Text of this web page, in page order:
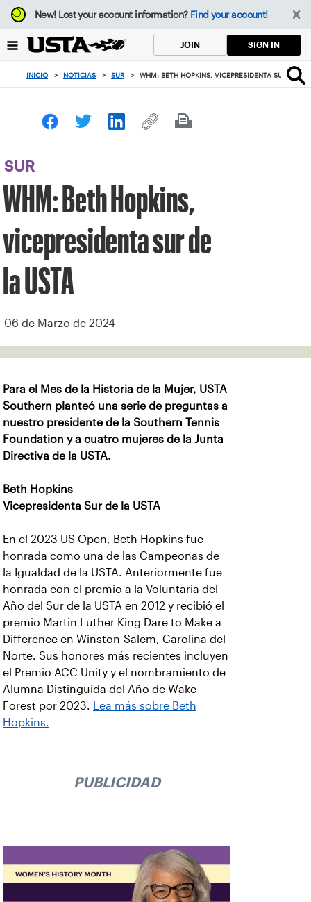
Enfoque
desde
botón
volver
principio
New!Lost your account information? Find your account!
JOIN SIGN IN
INICIO > NOTICIAS > SUR > WHM: BETH HOPKINS, VICEPRESIDENTA SUR DE LA
SUR
WHM: Beth Hopkins,
vicepresidenta sur de
la USTA
06 de Marzo de 2024
Para el Mes de la Historia de la Mujer, USTA
Southern planteó una serie de preguntas a
nuestro presidente de la Southern Tennis
Foundation y a cuatro mujeres de la Junta
Directiva de la USTA.
Beth Hopkins
Vicepresidenta Sur de la USTA
En el 2023 US Open, Beth Hopkins fue
honrada como una de las Campeonas de
la Igualdad de la USTA. Anteriormente fue
honrada con el premio a la Voluntaria del
Año del Sur de la USTA en 2012 y recibió el
premio Martin Luther King Dare to Make a
Difference en Winston-Salem, Carolina del
Norte. Sus honores más recientes incluyen
el Premio ACC Unity y el nombramiento de
Alumna Distinguida del Año de Wake
Forest por 2023.
Lea más sobre Beth
Hopkins.
PUBLICIDAD